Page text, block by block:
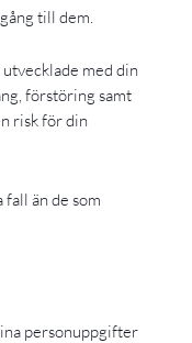
till dem.
med din
förstöring samt
risk för din
än de som
personuppgifter